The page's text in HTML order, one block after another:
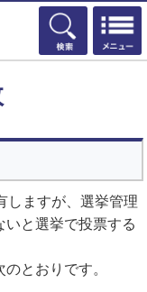
検索
しますが、選挙管理
と選挙で投票する
とおりです。